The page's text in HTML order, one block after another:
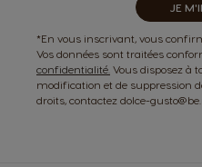
JE
*En vous inscrivant, vous
Vos données sont traitées
confidentialité. Vous disposez à
modification et de suppression
droits, contactez dolce-